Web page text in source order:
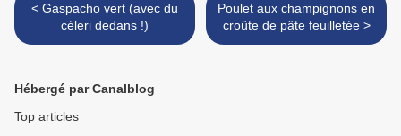
< Gaspacho vert (avec du
céleri dedans !)
Poulet aux champignons en
croûte de pâte feuilletée >
Hébergé par Canalblog
Top articles